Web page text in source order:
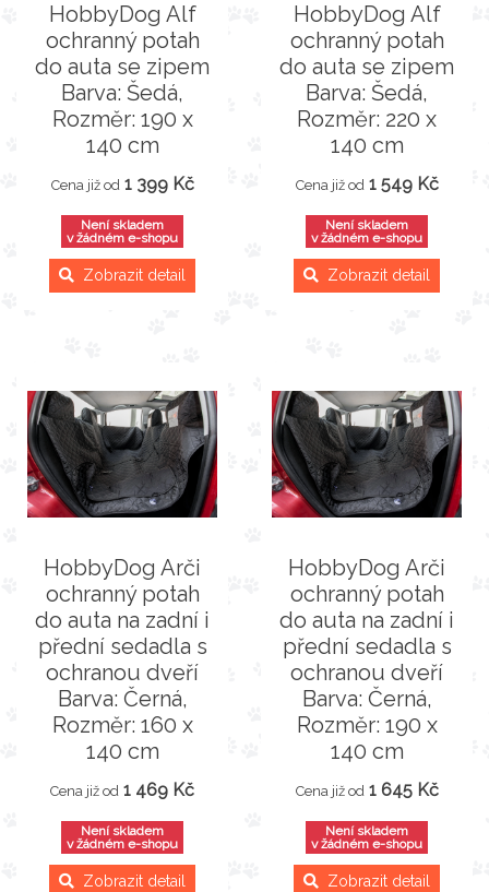
HobbyDog Alf
ochranný potah
do auta se zipem
Barva: Šedá,
Rozměr: 190 x
140 cm
Cena již od 1 399 Kč
Není skladem
v žádném e-shopu
Zobrazit detail
HobbyDog Alf
ochranný potah
do auta se zipem
Barva: Šedá,
Rozměr: 220 x
140 cm
Cena již od 1 549 Kč
Není skladem
v žádném e-shopu
Zobrazit detail
HobbyDog Arči
ochranný potah
do auta na zadní i
přední sedadla s
ochranou dveří
Barva: Černá,
Rozměr: 160 x
140 cm
Cena již od 1 469 Kč
Není skladem
v žádném e-shopu
Zobrazit detail
HobbyDog Arči
ochranný potah
do auta na zadní i
přední sedadla s
ochranou dveří
Barva: Černá,
Rozměr: 190 x
140 cm
Cena již od 1 645 Kč
Není skladem
v žádném e-shopu
Zobrazit detail